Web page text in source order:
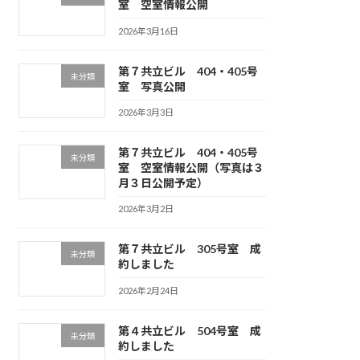
室 空室情報公開
2026年3月16日
未分類
第７共立ビル 404・405号
室 写真公開
2026年3月3日
未分類
第７共立ビル 404・405号
室 空室情報公開（写真は３
月３日公開予定）
2026年3月2日
未分類
第７共立ビル 305号室 成
約しました
2026年2月24日
未分類
第４共立ビル 504号室 成
約しました